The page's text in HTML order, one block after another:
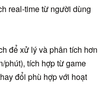
real-time từ người dùng
để xử lý và phân tích hơn
phút), tích hợp từ game
đổi phù hợp với hoạt